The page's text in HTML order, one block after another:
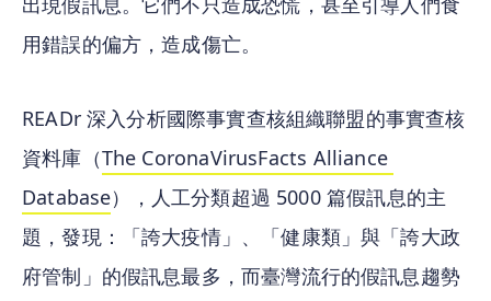
用錯誤的偏方，造成傷亡。
READr 深入分析國際事實查核組織聯盟的事實查核
資料庫（The CoronaVirusFacts Alliance
Database），人工分類超過 5000 篇假訊息的主
題，發現：「誇大疫情」、「健康類」與「誇大政
府管制」的假訊息最多，而臺灣流行的假訊息趨勢